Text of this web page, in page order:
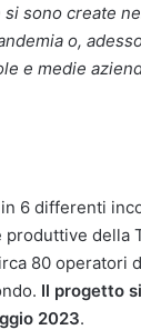
sono create
o,
e medie
6 differenti
della
80 operatori
Il progetto
2023.